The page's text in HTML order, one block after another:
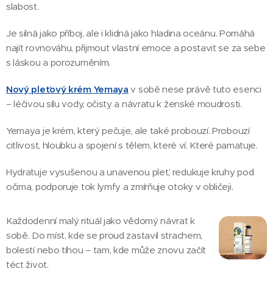
slabost.
Je silná jako příboj, ale i klidná jako hladina oceánu. Pomáhá
najít rovnováhu, přijmout vlastní emoce a postavit se za sebe
s láskou a porozuměním.
Nový pleťový krém Yemaya v sobě nese právě tuto esenci
– léčivou sílu vody, očisty a návratu k ženské moudrosti.
Yemaya je krém, který pečuje, ale také probouzí. Probouzí
citlivost, hloubku a spojení s tělem, které ví. Které pamatuje.
Hydratuje vysušenou a unavenou pleť, redukuje kruhy pod
očima, podporuje tok lymfy a zmírňuje otoky v obličeji.
Každodenní malý rituál jako vědomý návrat k
sobě. Do míst, kde se proud zastavil strachem,
bolestí nebo tíhou – tam, kde může znovu začít
téct život.